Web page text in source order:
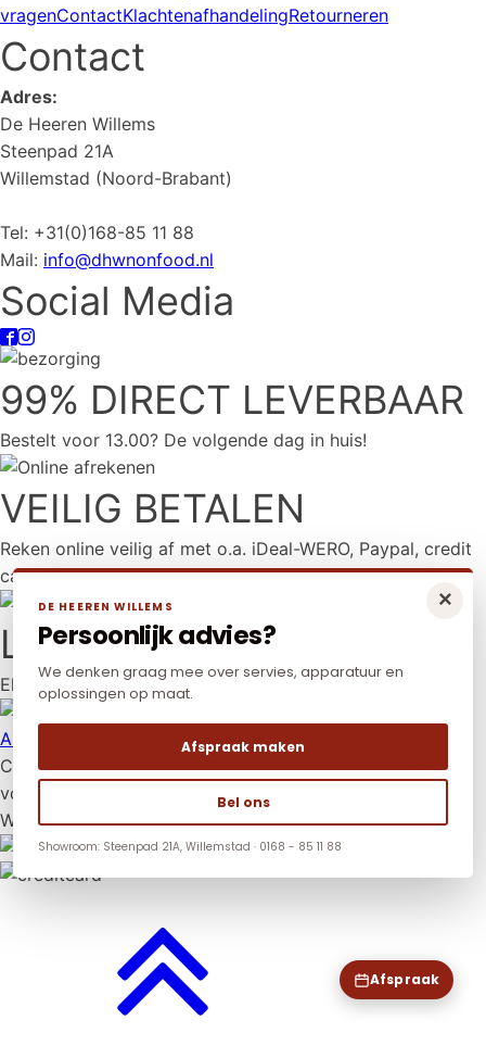
vragenContactKlachtenafhandelingRetourneren
Contact
Adres:
De Heeren Willems
Steenpad 21A
Willemstad (Noord-Brabant)
Tel: +31(0)168-85 11 88
Mail: info@dhwnonfood.nl
Social Media
99% DIRECT LEVERBAAR
Bestelt voor 13.00? De volgende dag in huis!
VEILIG BETALEN
Reken online veilig af met o.a. iDeal-WERO, Paypal, credit
card en Mr Cash.
LAAGSTE PRIJS
Elders goedkoper? Neem dan contact met ons op.
Algemene voorwaarden| Privacy policy
Copyright © 2026 De Heeren Willems. Alle rechten
voorbehouden.
Website:YZCommunicatie
Afspraak
×
DE HEEREN WILLEMS
Persoonlijk advies?
We denken graag mee over servies, apparatuur en
oplossingen op maat.
Afspraak maken
Bel ons
Showroom: Steenpad 21A, Willemstad · 0168 - 85 11 88